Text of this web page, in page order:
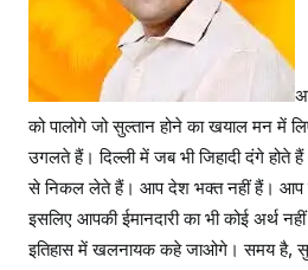
को पालोगे जो सुल्तान होने का खयाल मन में
उगलते हैं। दिल्ली में जब भी जिहादी दंगे होते
से निकल लेते हैं। आप देश भक्त नहीं हैं। आप
इसलिए आपकी ईमानदारी का भी कोई अर्थ
इतिहास में खलनायक कहे जाओगे। समय है,